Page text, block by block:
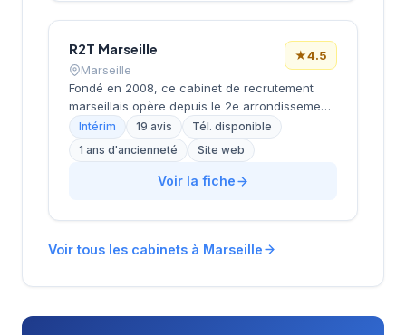
R2T Marseille
Marseille
★4.5
Fondé en 2008, ce cabinet de recrutement
marseillais opère depuis le 2e arrondissement,
dans le quartier de la Joliette. Dirigée par
Monsieur Bard, cette structure accompagne
les entreprises locales dans leurs
recrutements tout en proposant des solutions
d'ancienneté sur le marché marseillais, elle
du tissu économique local.
Intérim 19 avis
Tél. disponible
1 ans d'ancienneté
Site web
Voir la fiche
Voir tous les cabinets à Marseille